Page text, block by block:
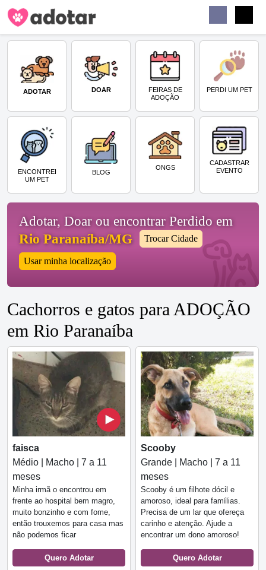
ADOTAR DOAR
FEIRAS DE
ADOÇÃO
PERDI UM PET
ENCONTREI
UM PET
BLOG
ONGS
CADASTRAR
EVENTO
Adotar, Doar ou encontrar Perdido em
Rio Paranaíba/MG
Trocar Cidade
Usar minha localização
Cachorros e gatos para ADOÇÃO
em Rio Paranaíba
faisca
Médio | Macho | 7 a 11
meses
Minha irmã o encontrou em
frente ao hospital bem magro,
muito bonzinho e com fome,
então trouxemos para casa mas
não podemos ficar
Quero Adotar
Scooby
Grande | Macho | 7 a 11
meses
Scooby é um filhote dócil e
amoroso, ideal para famílias.
Precisa de um lar que ofereça
carinho e atenção. Ajude a
encontrar um dono amoroso!
Quero Adotar